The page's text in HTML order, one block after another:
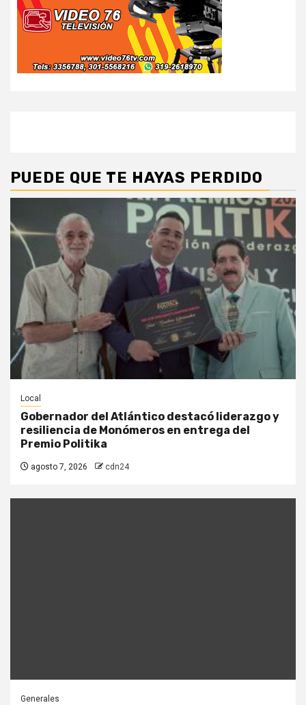
PUEDE QUE TE HAYAS PERDIDO
Local
Gobernador del Atlántico destacó liderazgo y
resiliencia de Monómeros en entrega del
Premio Politika
agosto 7, 2026 cdn24
Generales